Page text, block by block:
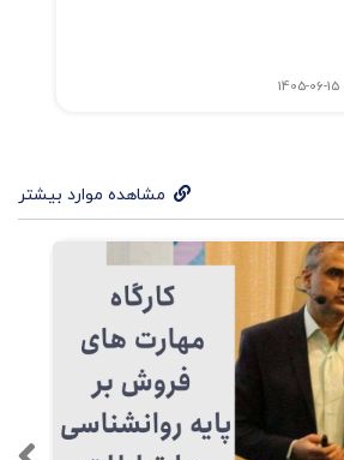
1405-06-15
مشاهده موارد بیشتر